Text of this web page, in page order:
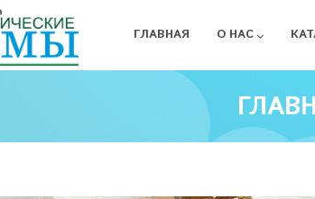
ГЛАВНАЯ О НАС